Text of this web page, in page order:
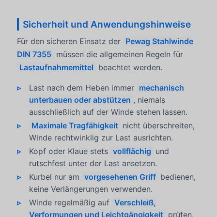
Sicherheit und Anwendungshinweise
Für den sicheren Einsatz der Pewag Stahlwinde
DIN 7355 müssen die allgemeinen Regeln für
Lastaufnahmemittel beachtet werden.
Last nach dem Heben immer mechanisch
unterbauen oder abstützen , niemals
ausschließlich auf der Winde stehen lassen.
Maximale Tragfähigkeit nicht überschreiten,
Winde rechtwinklig zur Last ausrichten.
Kopf oder Klaue stets vollflächig und
rutschfest unter der Last ansetzen.
Kurbel nur am vorgesehenen Griff bedienen,
keine Verlängerungen verwenden.
Winde regelmäßig auf Verschleiß,
Verformungen und Leichtgängigkeit prüfen.